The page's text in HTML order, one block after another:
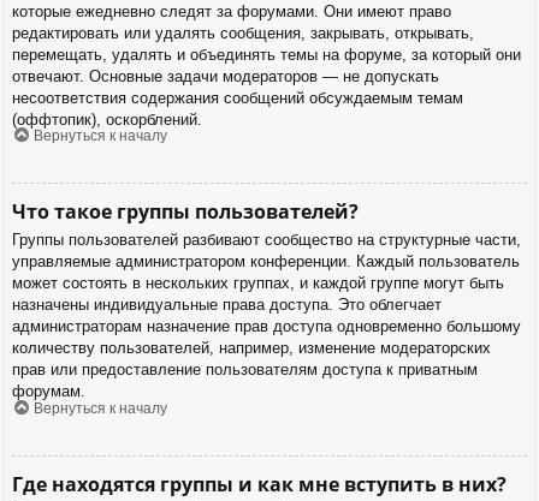
которые ежедневно следят за форумами. Они имеют право
редактировать или удалять сообщения, закрывать, открывать,
перемещать, удалять и объединять темы на форуме, за который они
отвечают. Основные задачи модераторов — не допускать
несоответствия содержания сообщений обсуждаемым темам
(оффтопик), оскорблений.
Вернуться к началу
Что такое группы пользователей?
Группы пользователей разбивают сообщество на структурные части,
управляемые администратором конференции. Каждый пользователь
может состоять в нескольких группах, и каждой группе могут быть
назначены индивидуальные права доступа. Это облегчает
администраторам назначение прав доступа одновременно большому
количеству пользователей, например, изменение модераторских
прав или предоставление пользователям доступа к приватным
форумам.
Вернуться к началу
Где находятся группы и как мне вступить в них?